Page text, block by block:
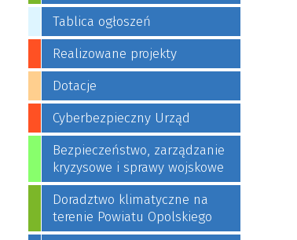
Tablica ogłoszeń
Realizowane projekty
Dotacje
Cyberbezpieczny Urząd
Bezpieczeństwo, zarządzanie
kryzysowe i sprawy wojskowe
Doradztwo klimatyczne na
terenie Powiatu Opolskiego